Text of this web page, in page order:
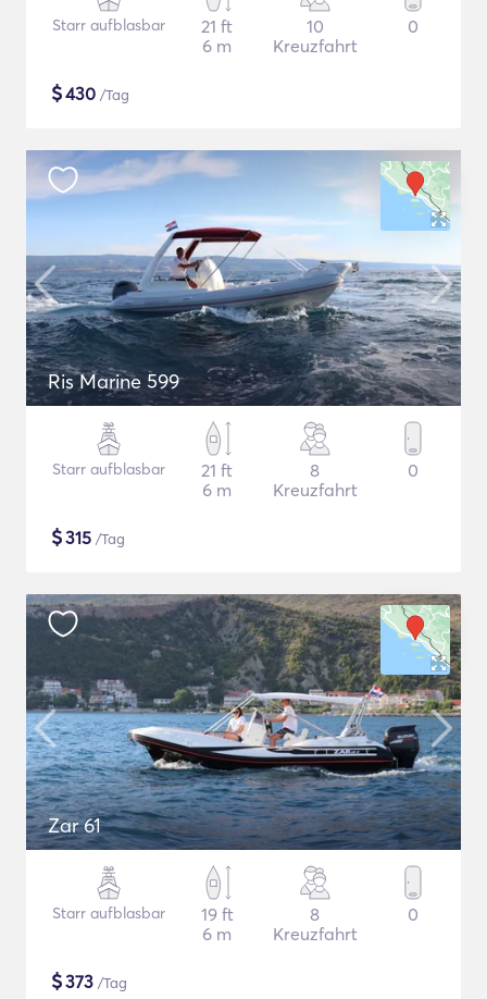
Starr aufblasbar
21 ft
6 m
10
Kreuzfahrt
0
$430 /Tag
Ris Marine 599
Starr aufblasbar
21 ft
6 m
8
Kreuzfahrt
0
$315 /Tag
Zar 61
Starr aufblasbar
19 ft
6 m
8
Kreuzfahrt
0
$373 /Tag